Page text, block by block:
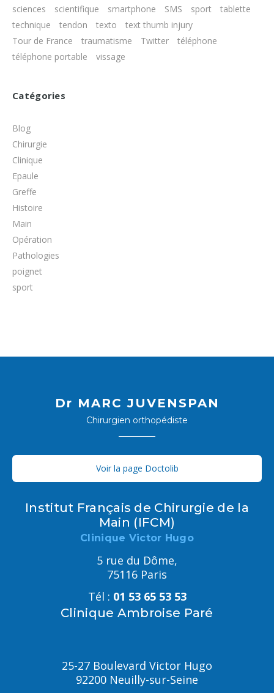
sciences
scientifique smartphone SMS sport
tablette
technique
tendon texto
text thumb injury
Tour de France
traumatisme Twitter
téléphone
téléphone portable
vissage
Catégories
Blog
Chirurgie
Clinique
Epaule
Greffe
Histoire
Main
Opération
Pathologies
poignet
sport
Dr MARC JUVENSPAN
Chirurgien orthopédiste
Voir la page Doctolib
Institut Français de Chirurgie de la
Main (IFCM)
Clinique Victor Hugo
5 rue du Dôme,
75116 Paris
Tél : 01 53 65 53 53
Clinique Ambroise Paré
25-27 Boulevard Victor Hugo
92200 Neuilly-sur-Seine